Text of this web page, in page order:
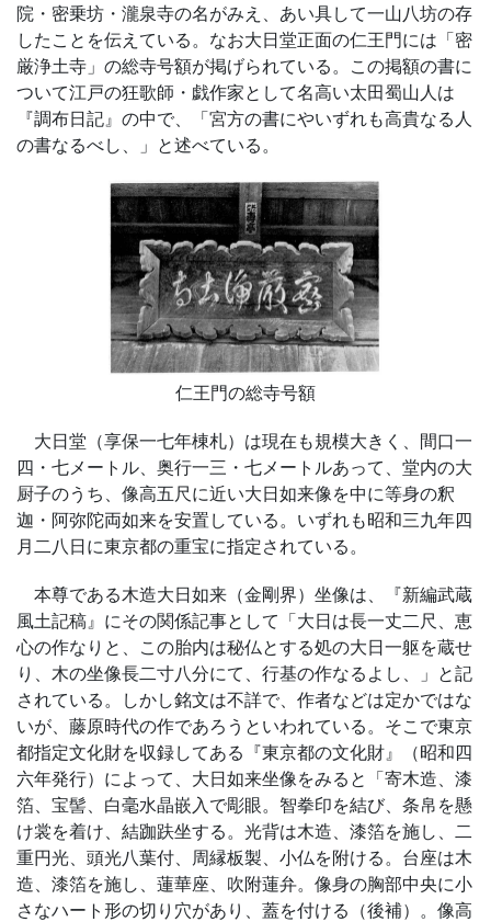
院・密乗坊・瀧泉寺の名がみえ、あい具して一山八坊の存
したことを伝えている。なお大日堂正面の仁王門には「密
厳浄土寺」の総寺号額が掲げられている。この掲額の書に
ついて江戸の狂歌師・戯作家として名高い太田蜀山人は
『調布日記』の中で、「宮方の書にやいずれも高貴なる人
の書なるべし、」と述べている。
仁王門の総寺号額
大日堂（享保一七年棟札）は現在も規模大きく、間口一
四・七メートル、奥行一三・七メートルあって、堂内の大
厨子のうち、像高五尺に近い大日如来像を中に等身の釈
迦・阿弥陀両如来を安置している。いずれも昭和三九年四
月二八日に東京都の重宝に指定されている。
本尊である木造大日如来（金剛界）坐像は、『新編武蔵
風土記稿』にその関係記事として「大日は長一丈二尺、恵
心の作なりと、この胎内は秘仏とする処の大日一躯を蔵せ
り、木の坐像長二寸八分にて、行基の作なるよし、」と記
されている。しかし銘文は不詳で、作者などは定かではな
いが、藤原時代の作であろうといわれている。そこで東京
都指定文化財を収録してある『東京都の文化財』（昭和四
六年発行）によって、大日如来坐像をみると「寄木造、漆
箔、宝髻、白毫水晶嵌入で彫眼。智拳印を結び、条帛を懸
け裳を着け、結跏趺坐する。光背は木造、漆箔を施し、二
重円光、頭光八葉付、周縁板製、小仏を附ける。台座は木
造、漆箔を施し、蓮華座、吹附蓮弁。像身の胸部中央に小
さなハート形の切り穴があり、蓋を付ける（後補）。像高